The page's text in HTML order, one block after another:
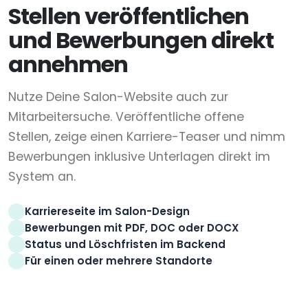
Stellen veröffentlichen
und Bewerbungen direkt
annehmen
Nutze Deine Salon-Website auch zur
Mitarbeitersuche. Veröffentliche offene
Stellen, zeige einen Karriere-Teaser und nimm
Bewerbungen inklusive Unterlagen direkt im
System an.
Karriereseite im Salon-Design
Bewerbungen mit PDF, DOC oder DOCX
Status und Löschfristen im Backend
Für einen oder mehrere Standorte